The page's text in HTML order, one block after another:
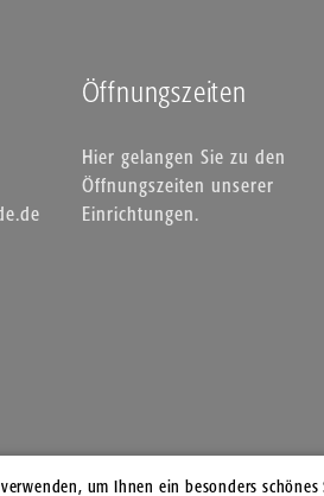
Öffnungszeiten
Hier gelangen Sie zu den
Öffnungszeiten unserer
Einrichtungen.
um Ihnen ein besonders